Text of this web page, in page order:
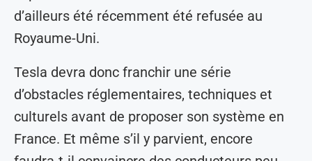
d’ailleurs été récemment été refusée au
Royaume-Uni.
Tesla devra donc franchir une série
d’obstacles réglementaires, techniques et
culturels avant de proposer son système en
France. Et même s’il y parvient, encore